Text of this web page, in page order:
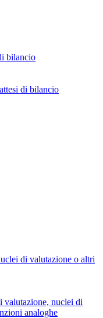
bilancio
di bilancio
di valutazione o altri
valutazione, nuclei di
analoghe